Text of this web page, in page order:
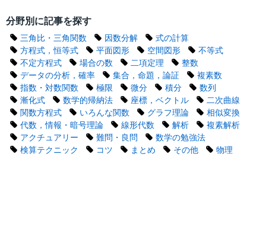
分野別に記事を探す
三角比・三角関数 因数分解
式の計算
方程式，恒等式
平面図形 空間図形
不等式
不定方程式
場合の数 二項定理
整数
データの分析，確率
集合，命題，論証
複素数
指数・対数関数
極限 微分 積分
数列
漸化式
数学的帰納法 座標，ベクトル
二次曲線
関数方程式
いろんな関数 グラフ理論
相似変換
代数，情報・暗号理論
線形代数 解析
複素解析
アクチュアリー
難問・良問
数学の勉強法
検算テクニック
コツ まとめ その他 物理